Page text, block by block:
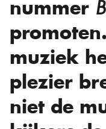
nummer
muziek
plezier
niet de